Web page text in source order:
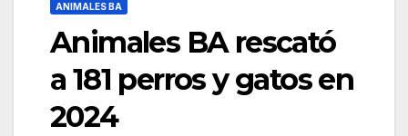
ANIMALES BA
Animales BA rescató
a 181 perros y gatos en
2024